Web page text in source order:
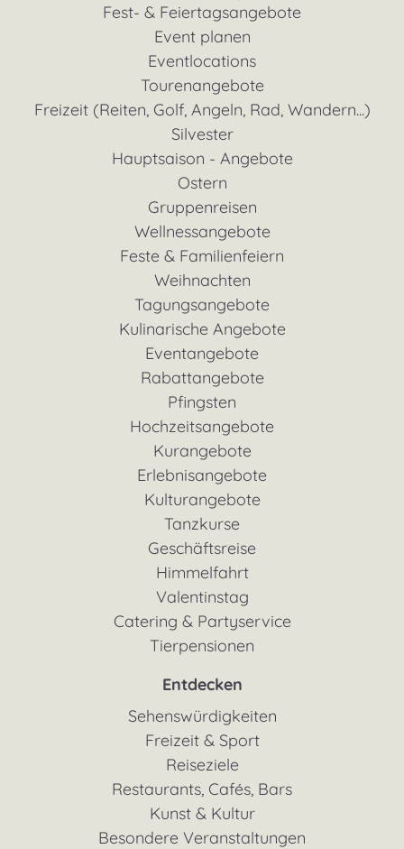
Fest- & Feiertagsangebote
Event planen
Eventlocations
Tourenangebote
Freizeit (Reiten, Golf, Angeln, Rad, Wandern...)
Silvester
Hauptsaison - Angebote
Ostern
Gruppenreisen
Wellnessangebote
Feste & Familienfeiern
Weihnachten
Tagungsangebote
Kulinarische Angebote
Eventangebote
Rabattangebote
Pfingsten
Hochzeitsangebote
Kurangebote
Erlebnisangebote
Kulturangebote
Tanzkurse
Geschäftsreise
Himmelfahrt
Valentinstag
Catering & Partyservice
Tierpensionen
Entdecken
Sehenswürdigkeiten
Freizeit & Sport
Reiseziele
Restaurants, Cafés, Bars
Kunst & Kultur
Besondere Veranstaltungen